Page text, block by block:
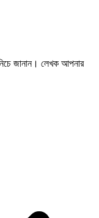
জানান। লেখক আপনার